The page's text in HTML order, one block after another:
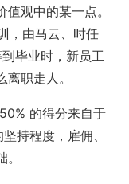
观中的某一点。
，由马云、时任
毕业时，新员工
职走人。
的得分来自于
持程度，雇佣、